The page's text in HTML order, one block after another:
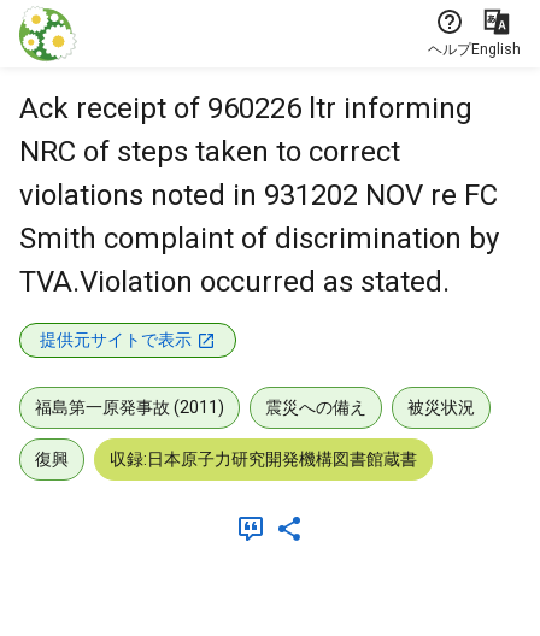
本文に飛ぶ
ヘルプEnglish
Ack receipt of 960226 ltr informing
NRC of steps taken to correct
violations noted in 931202 NOV re FC
Smith complaint of discrimination by
TVA.Violation occurred as stated.
提供元サイトで表示
福島第一原発事故 (2011) 震災への備え 被災状況
復興 収録:日本原子力研究開発機構図書館蔵書